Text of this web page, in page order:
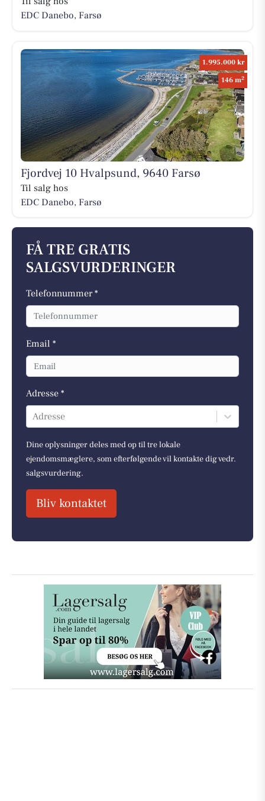
EDC Danebo, Farsø
1.995.000 kr
146 m2
Fjordvej 10 Hvalpsund, 9640 Farsø
Til salg hos
EDC Danebo, Farsø
FÅ TRE GRATIS
SALGSVURDERINGER
Telefonnummer *
Email *
Adresse *
Adresse
Dine oplysninger deles med op til tre lokale
ejendomsmæglere, som efterfølgende vil kontakte dig vedr.
salgsvurdering.
Bliv kontaktet